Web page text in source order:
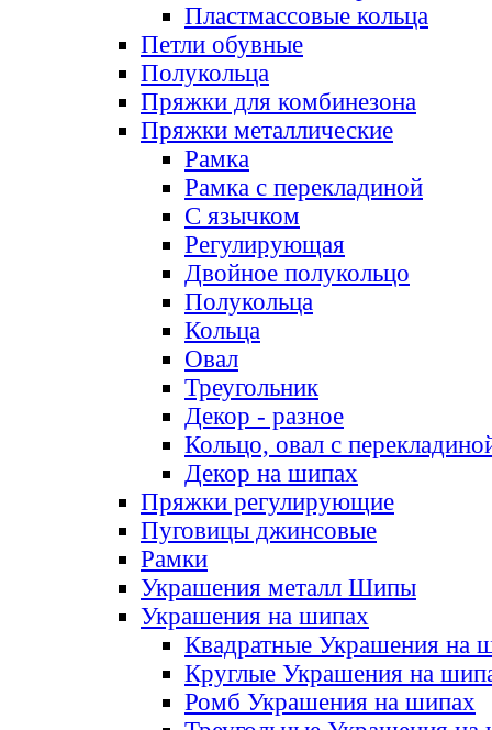
Пластмассовые кольца
Петли обувные
Полукольца
Пряжки для комбинезона
Пряжки металлические
Рамка
Рамка с перекладиной
С язычком
Регулирующая
Двойное полукольцо
Полукольца
Кольца
Овал
Треугольник
Декор - разное
Кольцо, овал с
Декор на шипах
Пряжки регулирующие
Пуговицы джинсовые
Рамки
Украшения металл Шипы
Украшения на шипах
Квадратные Украшения на
Круглые Украшения на
Ромб Украшения на шипах